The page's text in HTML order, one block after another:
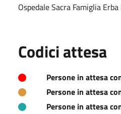
Ospedale Sacra Famiglia
Codici attesa
Persone in attesa
Persone in attesa
Persone in attesa